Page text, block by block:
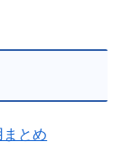
とめ